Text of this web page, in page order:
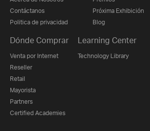
Contáctanos
Politica de privacidad
Próxima Exhibición
Blog
Dónde Comprar
Venta por Internet
Reseller
Retail
Mayorista
Partners
Certified Academies
Learning Center
Technology Library